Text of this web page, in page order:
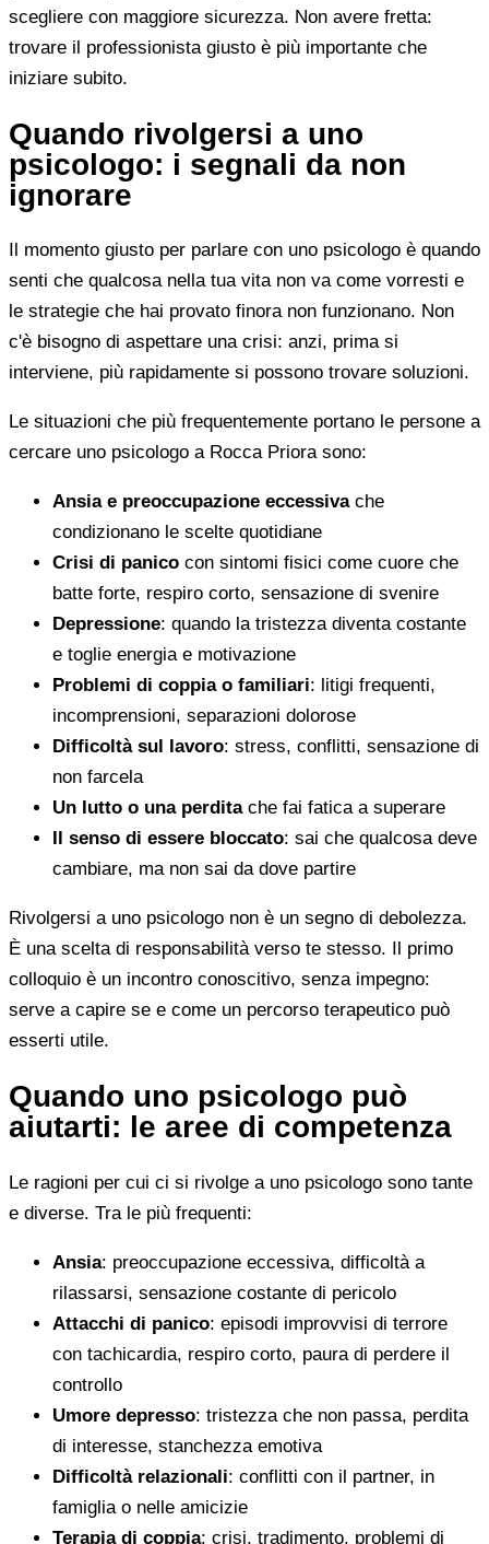
scegliere con maggiore sicurezza. Non avere fretta:
trovare il professionista giusto è più importante che
iniziare subito.
Quando rivolgersi a uno
psicologo: i segnali da non
ignorare
Il momento giusto per parlare con uno psicologo è quando
senti che qualcosa nella tua vita non va come vorresti e
le strategie che hai provato finora non funzionano. Non
c'è bisogno di aspettare una crisi: anzi, prima si
interviene, più rapidamente si possono trovare soluzioni.
Le situazioni che più frequentemente portano le persone a
cercare uno psicologo a Rocca Priora sono:
Ansia e preoccupazione eccessivache
condizionano le scelte quotidiane
Crisi di panico con sintomi fisici come cuore che
batte forte, respiro corto, sensazione di svenire
Depressione: quando la tristezza diventa costante
e toglie energia e motivazione
Problemi di coppia o familiari: litigi frequenti,
incomprensioni, separazioni dolorose
Difficoltà sul lavoro: stress, conflitti, sensazione di
non farcela
Un lutto o una perditache fai fatica a superare
Il senso di essere bloccato: sai che qualcosa deve
cambiare, ma non sai da dove partire
Rivolgersi a uno psicologo non è un segno di debolezza.
È una scelta di responsabilità verso te stesso. Il primo
colloquio è un incontro conoscitivo, senza impegno:
serve a capire se e come un percorso terapeutico può
esserti utile.
Quando uno psicologo può
aiutarti: le aree di competenza
Le ragioni per cui ci si rivolge a uno psicologo sono tante
e diverse. Tra le più frequenti:
Ansia: preoccupazione eccessiva, difficoltà a
rilassarsi, sensazione costante di pericolo
Attacchi di panico: episodi improvvisi di terrore
con tachicardia, respiro corto, paura di perdere il
controllo
Umore depresso: tristezza che non passa, perdita
di interesse, stanchezza emotiva
Difficoltà relazionali: conflitti con il partner, in
famiglia o nelle amicizie
Terapia di coppia: crisi, tradimento, problemi di